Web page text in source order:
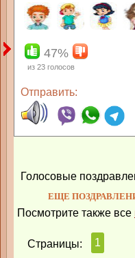
47%
из 23 голосов
Отправить:
Голосовые
ЕЩЕ
Посмотрите также все
Страницы: 1